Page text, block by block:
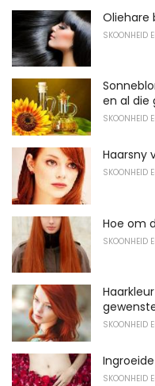
Oliehare
SKOONHEID
en al die
SKOONHEID
Haarsny
SKOONHEID
Hoe om
SKOONHEID
SKOONHEID
SKOONHEID